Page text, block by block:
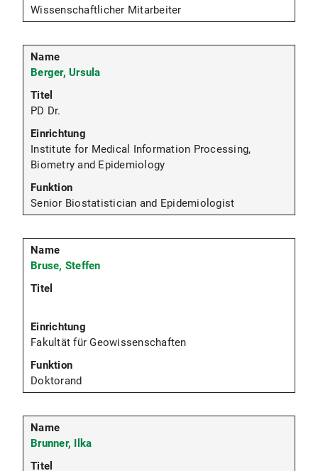
Wissenschaftlicher Mitarbeiter
Berger, Ursula
PD Dr.
Institute for Medical Information Processing,
Biometry and Epidemiology
Senior Biostatistician and Epidemiologist
Bruse, Steffen
Fakultät für Geowissenschaften
Doktorand
Brunner, Ilka